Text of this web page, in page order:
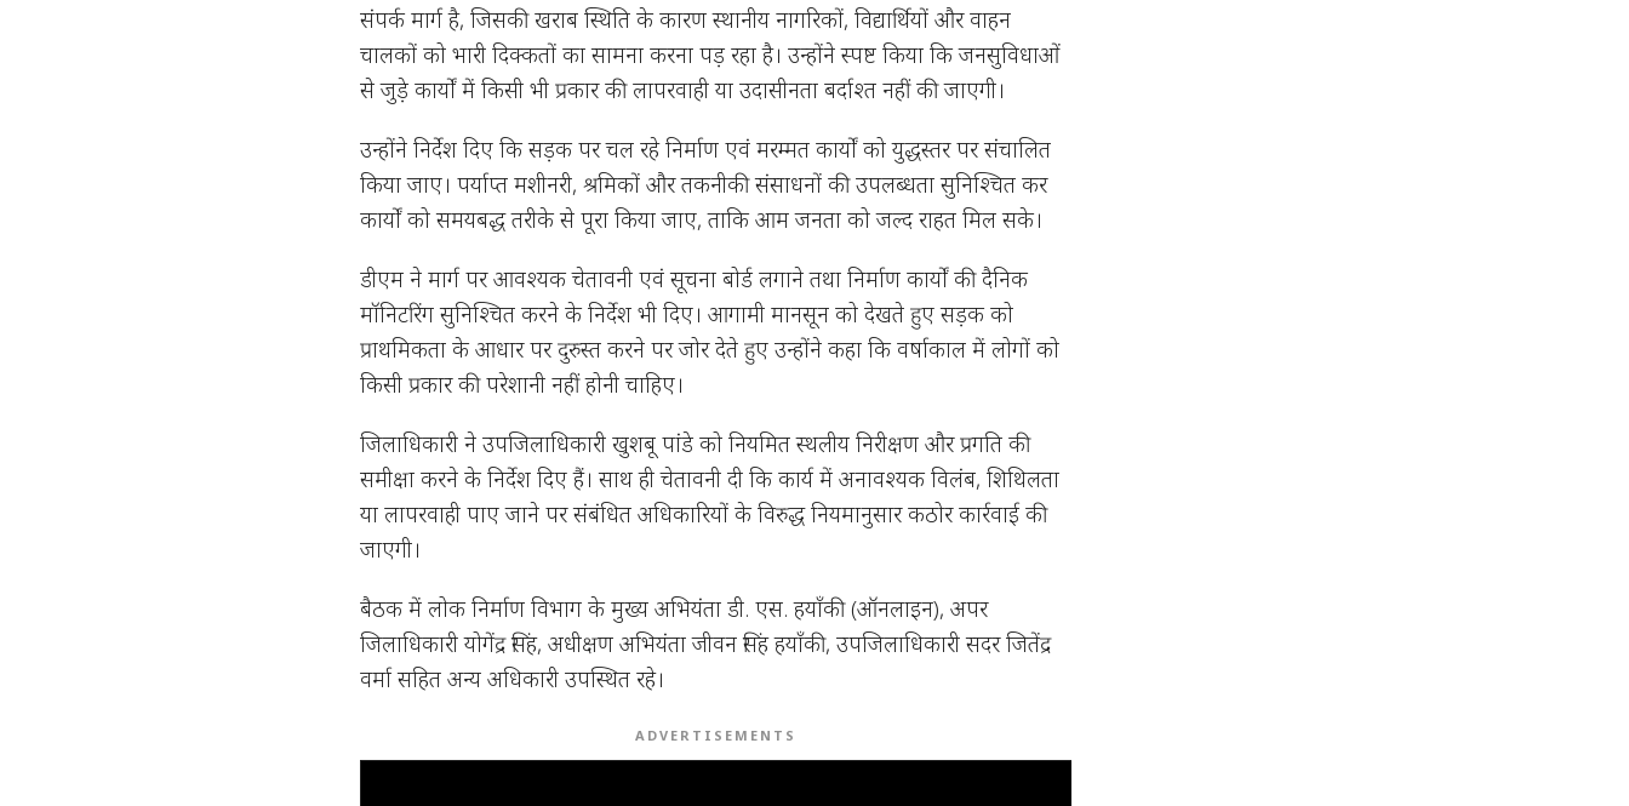
संपर्क मार्ग है, जिसकी खराब स्थिति के कारण स्थानीय नागरिकों, विद्यार्थियों और वाहन
चालकों को भारी दिक्कतों का सामना करना पड़ रहा है। उन्होंने स्पष्ट किया कि जनसुविधाओं
से जुड़े कार्यों में किसी भी प्रकार की लापरवाही या उदासीनता बर्दाश्त नहीं की जाएगी।
उन्होंने निर्देश दिए कि सड़क पर चल रहे निर्माण एवं मरम्मत कार्यों को युद्धस्तर पर संचालित
किया जाए। पर्याप्त मशीनरी, श्रमिकों और तकनीकी संसाधनों की उपलब्धता सुनिश्चित कर
कार्यों को समयबद्ध तरीके से पूरा किया जाए, ताकि आम जनता को जल्द राहत मिल सके।
डीएम ने मार्ग पर आवश्यक चेतावनी एवं सूचना बोर्ड लगाने तथा निर्माण कार्यों की दैनिक
मॉनिटरिंग सुनिश्चित करने के निर्देश भी दिए। आगामी मानसून को देखते हुए सड़क को
प्राथमिकता के आधार पर दुरुस्त करने पर जोर देते हुए उन्होंने कहा कि वर्षाकाल में लोगों को
किसी प्रकार की परेशानी नहीं होनी चाहिए।
जिलाधिकारी ने उपजिलाधिकारी खुशबू पांडे को नियमित स्थलीय निरीक्षण और प्रगति की
समीक्षा करने के निर्देश दिए हैं। साथ ही चेतावनी दी कि कार्य में अनावश्यक विलंब, शिथिलता
या लापरवाही पाए जाने पर संबंधित अधिकारियों के विरुद्ध नियमानुसार कठोर कार्रवाई की
जाएगी।
बैठक में लोक निर्माण विभाग के मुख्य अभियंता डी. एस. हयाँकी (ऑनलाइन), अपर
जिलाधिकारी योगेंद्र सिंह, अधीक्षण अभियंता जीवन सिंह हयाँकी, उपजिलाधिकारी सदर जितेंद्र
वर्मा सहित अन्य अधिकारी उपस्थित रहे।
ADVERTISEMENTS